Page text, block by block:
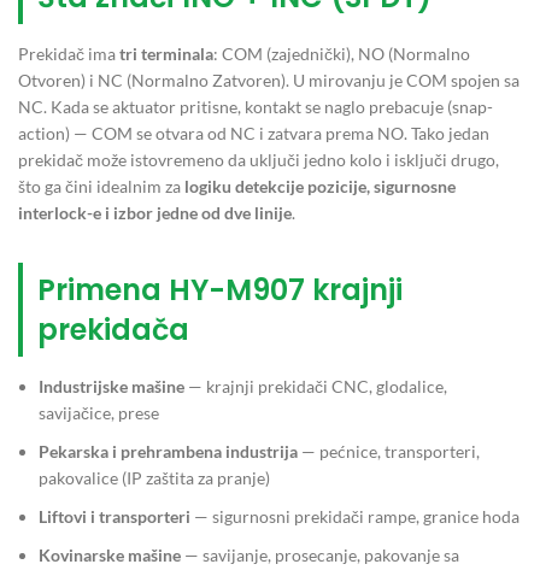
Prekidač imatri terminala: COM (zajednički), NO (Normalno
Otvoren) i NC (Normalno Zatvoren). U mirovanju je COM spojen sa
NC. Kada se aktuator pritisne, kontakt se naglo prebacuje (snap-
action) — COM se otvara od NC i zatvara prema NO. Tako jedan
prekidač može istovremeno da uključi jedno kolo i isključi drugo,
što ga čini idealnim za logiku detekcije pozicije, sigurnosne
interlock-e i izbor jedne od dve linije.
Primena HY-M907 krajnji
prekidača
Industrijske mašine — krajnji prekidači CNC, glodalice,
savijačice, prese
Pekarska i prehrambena industrija — pećnice, transporteri,
pakovalice (IP zaštita za pranje)
Liftovi i transporteri — sigurnosni prekidači rampe, granice hoda
Kovinarske mašine — savijanje, prosecanje, pakovanje sa